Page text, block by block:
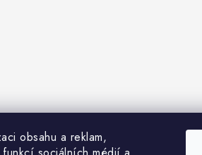
obsahu a reklam,